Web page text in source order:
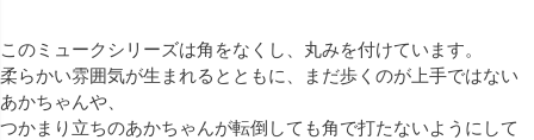
このミュークシリーズは角をなくし、丸みを付けています。
柔らかい雰囲気が生まれるとともに、まだ歩くのが上手ではない
あかちゃんや、
つかまり立ちのあかちゃんが転倒しても角で打たないようにして